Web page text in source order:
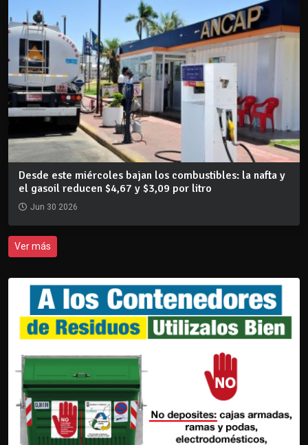
Desde este miércoles bajan los combustibles: la nafta y
el gasoil reducen $4,67 y $3,09 por litro
Jun 30 2026
Ver más